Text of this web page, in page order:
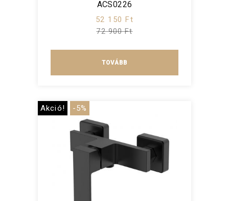
ACS0226
52 150 Ft
72 900 Ft
TOVÁBB
Akció! -5%